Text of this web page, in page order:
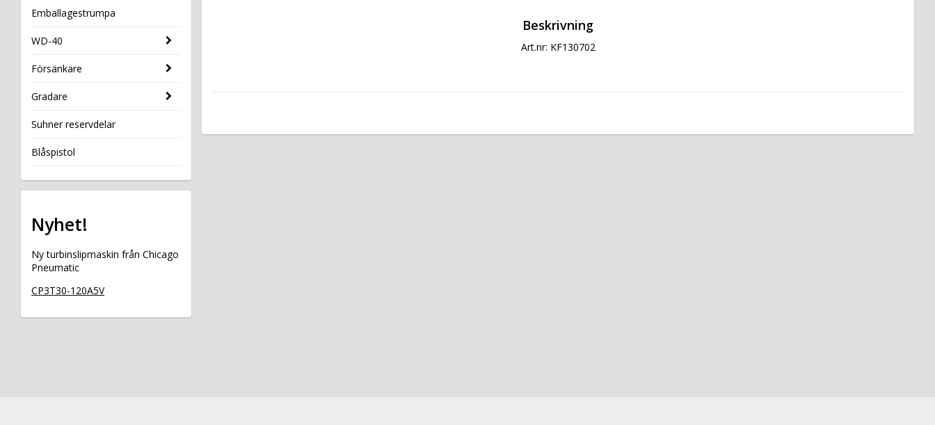
Emballagestrumpa
WD-40
Försänkare
Gradare
Suhner reservdelar
Blåspistol
Nyhet!
Ny turbinslipmaskin från Chicago
Pneumatic
CP3T30-120A5V
Beskrivning
Art.nr: KF130702